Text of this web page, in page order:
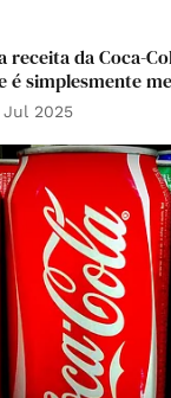
da Coca-
é simplesmente
Jul 2025